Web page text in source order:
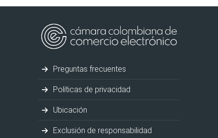
Preguntas frecuentes
Políticas de privacidad
Ubicación
Exclusión de responsabilidad